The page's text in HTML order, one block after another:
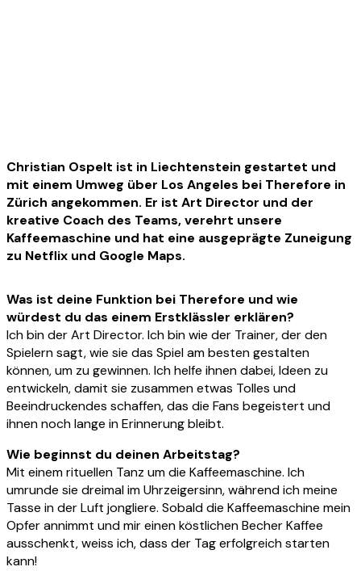
Christian Ospelt ist in Liechtenstein gestartet und
mit einem Umweg über Los Angeles bei Therefore in
Zürich angekommen. Er ist Art Director und der
kreative Coach des Teams, verehrt unsere
Kaffeemaschine und hat eine ausgeprägte Zuneigung
zu Netflix und Google Maps.
Was ist deine Funktion bei Therefore und wie
würdest du das einem Erstklässler erklären?
Ich bin der Art Director. Ich bin wie der Trainer, der den
Spielern sagt, wie sie das Spiel am besten gestalten
können, um zu gewinnen. Ich helfe ihnen dabei, Ideen zu
entwickeln, damit sie zusammen etwas Tolles und
Beeindruckendes schaffen, das die Fans begeistert und
ihnen noch lange in Erinnerung bleibt.
Wie beginnst du deinen Arbeitstag?
Mit einem rituellen Tanz um die Kaffeemaschine. Ich
umrunde sie dreimal im Uhrzeigersinn, während ich meine
Tasse in der Luft jongliere. Sobald die Kaffeemaschine mein
Opfer annimmt und mir einen köstlichen Becher Kaffee
ausschenkt, weiss ich, dass der Tag erfolgreich starten
kann!